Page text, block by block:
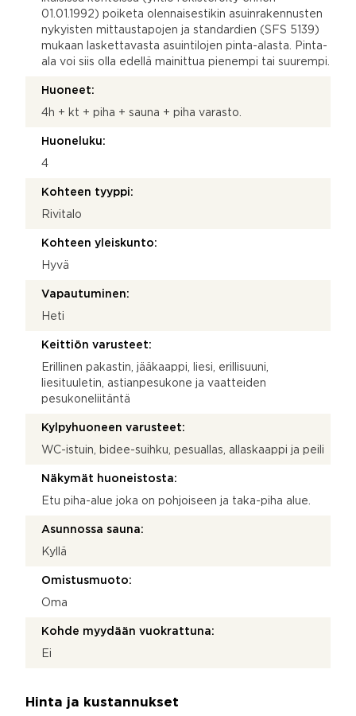
01.01.1992) poiketa olennaisestikin asuinrakennusten
nykyisten mittaustapojen ja standardien (SFS 5139)
mukaan laskettavasta asuintilojen pinta-alasta. Pinta-
ala voi siis olla edellä mainittua pienempi tai suurempi.
Huoneet:
4h + kt + piha + sauna + piha varasto.
Huoneluku:
4
Kohteen tyyppi:
Rivitalo
Kohteen yleiskunto:
Hyvä
Vapautuminen:
Heti
Keittiön varusteet:
Erillinen pakastin, jääkaappi, liesi, erillisuuni,
liesituuletin, astianpesukone ja vaatteiden
pesukoneliitäntä
Kylpyhuoneen varusteet:
WC-istuin, bidee-suihku, pesuallas, allaskaappi ja peili
Näkymät huoneistosta:
Etu piha-alue joka on pohjoiseen ja taka-piha alue.
Asunnossa sauna:
Kyllä
Omistusmuoto:
Oma
Kohde myydään vuokrattuna:
Ei
Hinta ja kustannukset